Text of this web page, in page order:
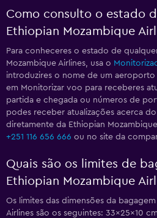
Como consulto o estado
Ethiopian Mozambique
Para conheceres o estado de
Mozambique Airlines, usa o
introduzires o nome de um
em Monitorizar voo para receberes
partida e chegada ou números de
podes receber atualizações acerca
diretamente da Ethiopian
+251 116 656 666 ou no site da
Quais são os limites de
Ethiopian Mozambique
Os limites das dimensões da
Airlines são os seguintes: 33x25x10